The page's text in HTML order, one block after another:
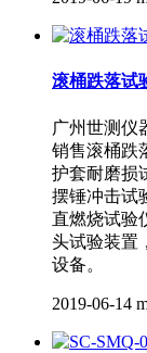
滚桶跌落试
广州世测仪
销售滚桶跌
护套耐磨损
摆锤冲击试
直燃烧试验
头试验装置
设备。
2019-06-14